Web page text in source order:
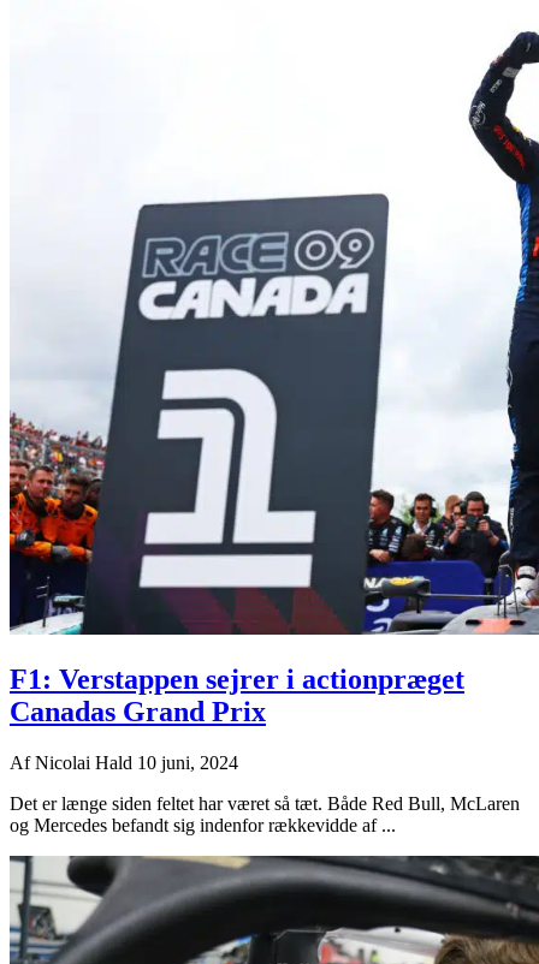
F1: Verstappen sejrer i actionpræget
Canadas Grand Prix
AfNicolai Hald 10 juni, 2024
Det er længe siden feltet har været så tæt. Både Red Bull, McLaren
og Mercedes befandt sig indenfor rækkevidde af ...